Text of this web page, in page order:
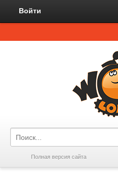
Войти
Полная версия сайта